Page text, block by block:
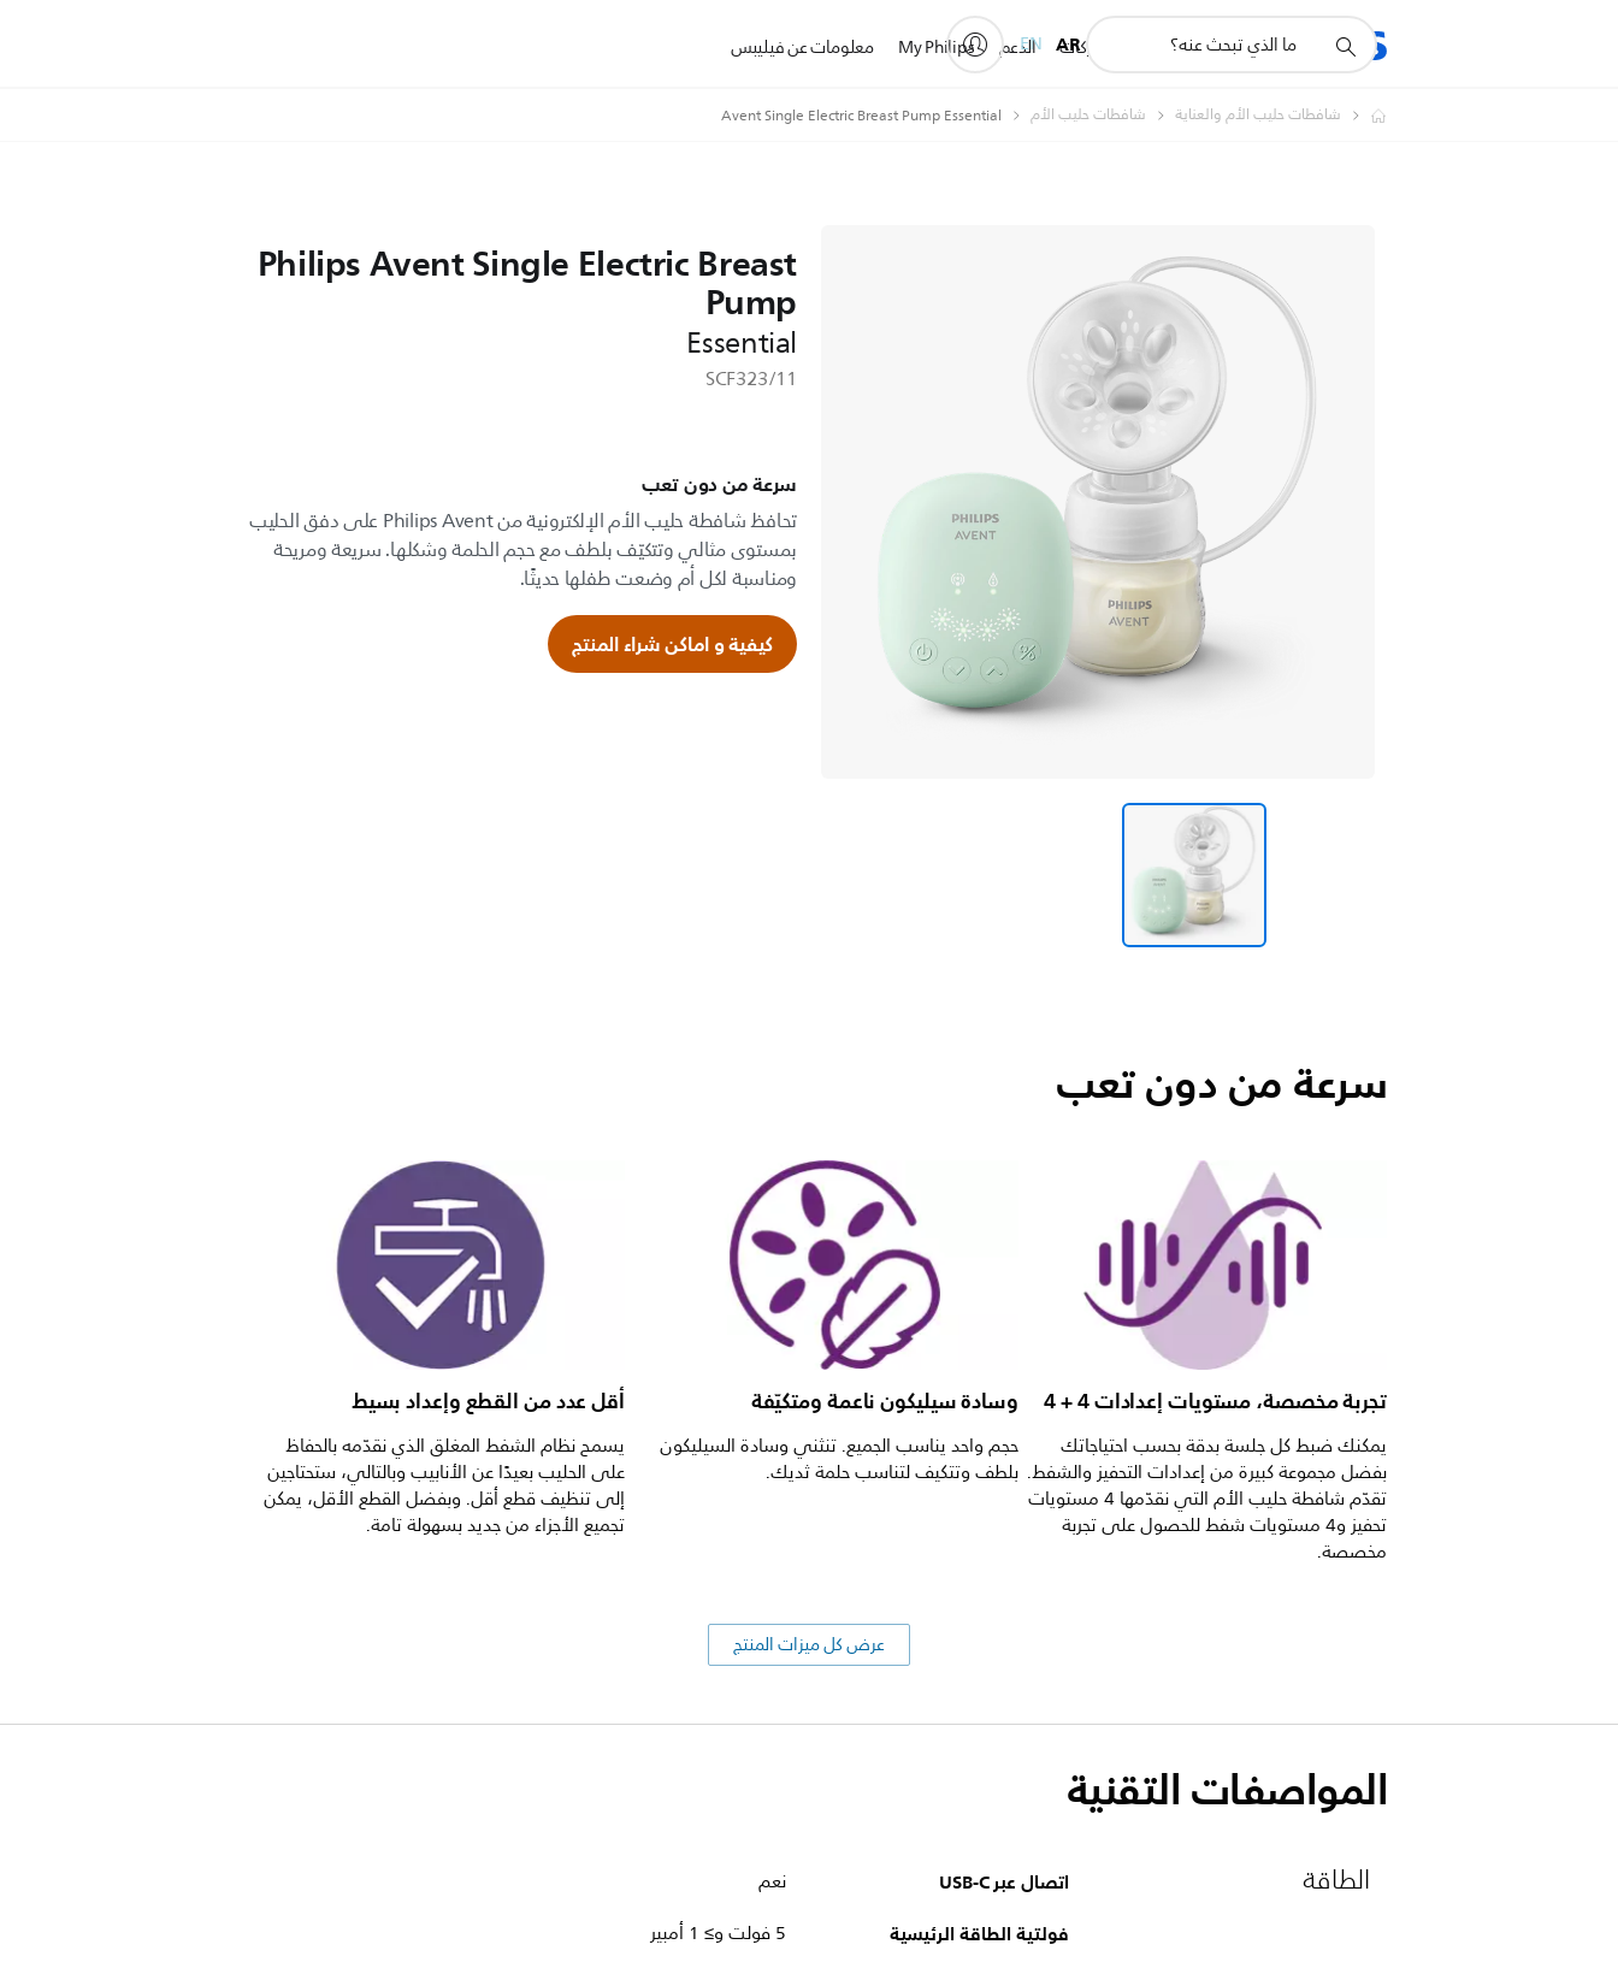
المنتجات للشركات الدعم My Philips معلومات عن فيليبس
أيقونة
دعم
AR
EN
شافطات حليب الأم والعناية شافطات حليب الأم Avent Single Electric Breast Pump Essential
Philips Avent Single Electric Breast
Pump
Essential
SCF323/11
سرعة من دون تعب
تحافظ شافطة حليب الأم الإلكترونية من Philips Avent على دفق الحليب
بمستوى مثالي وتتكيّف بلطف مع حجم الحلمة وشكلها. سريعة ومريحة
ومناسبة لكل أم وضعت طفلها حديثًا.
كيفية و اماكن شراء المنتج
سرعة من دون تعب
تجربة مخصصة، مستويات إعدادات 4 + 4
يمكنك ضبط كل جلسة بدقة بحسب احتياجاتك
بفضل مجموعة كبيرة من إعدادات التحفيز والشفط.
تقدّم شافطة حليب الأم التي نقدّمها 4 مستويات
تحفيز و4 مستويات شفط للحصول على تجربة
مخصصة.
وسادة سيليكون ناعمة ومتكيّفة
حجم واحد يناسب الجميع. تنثني وسادة السيليكون
بلطف وتتكيف لتناسب حلمة ثديك.
أقل عدد من القطع وإعداد بسيط
يسمح نظام الشفط المغلق الذي نقدّمه بالحفاظ
على الحليب بعيدًا عن الأنابيب وبالتالي، ستحتاجين
إلى تنظيف قطع أقل. وبفضل القطع الأقل، يمكن
تجميع الأجزاء من جديد بسهولة تامة.
عرض كل ميزات المنتج
المواصفات التقنية
الطاقة اتصال عبر USB-C نعم
فولتية الطاقة الرئيسية 5 فولت و≥ 1 أمبير